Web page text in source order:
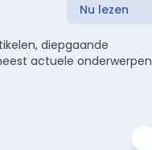
Nu lezen
diepgaande
actuele onderwerpen